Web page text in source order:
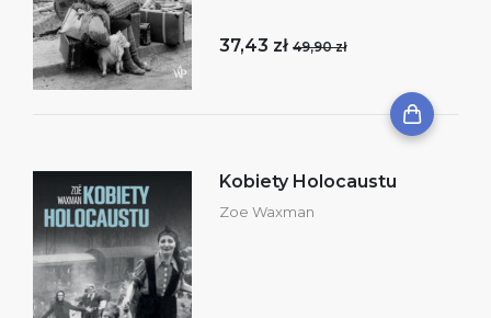
37,43 zł 49,90 zł
Kobiety Holocaustu
Zoe Waxman